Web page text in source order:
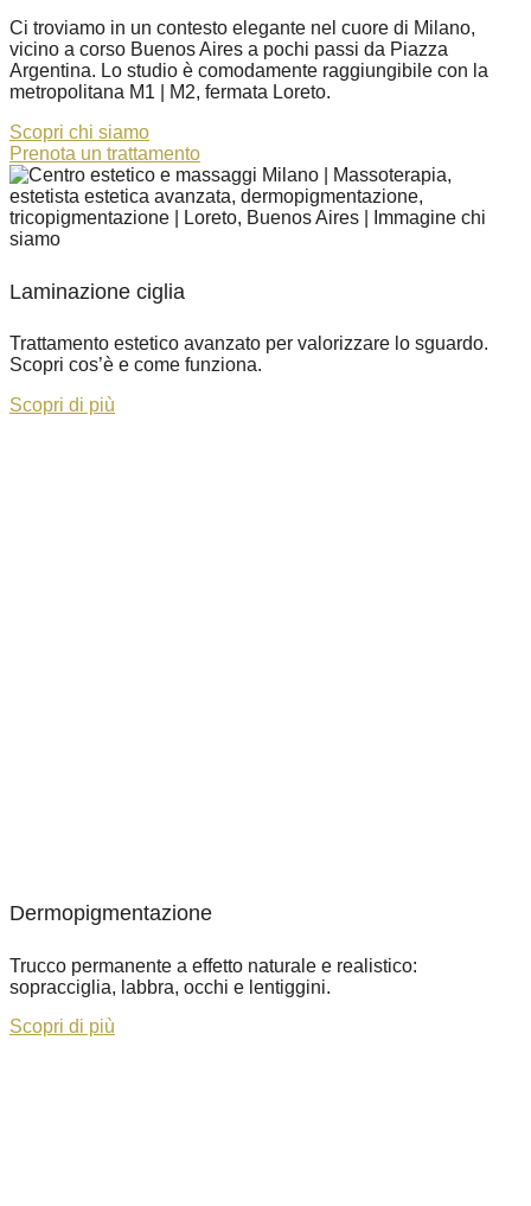
Ci troviamo in un contesto elegante nel cuore di Milano,
vicino a corso Buenos Aires a pochi passi da Piazza
Argentina. Lo studio è comodamente raggiungibile con la
metropolitana M1 | M2, fermata Loreto.
Scopri chi siamo
Prenota un trattamento
Laminazione ciglia
Trattamento estetico avanzato per valorizzare lo sguardo.
Scopri cos’è e come funziona.
Scopri di più
Dermopigmentazione
Trucco permanente a effetto naturale e realistico:
sopracciglia, labbra, occhi e lentiggini.
Scopri di più